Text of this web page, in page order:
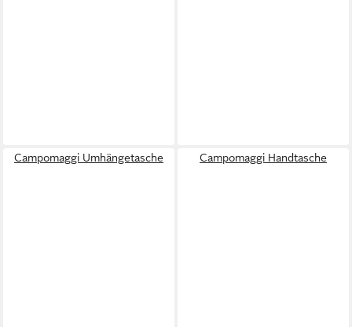
Campomaggi Umhängetasche Campomaggi Handtasche